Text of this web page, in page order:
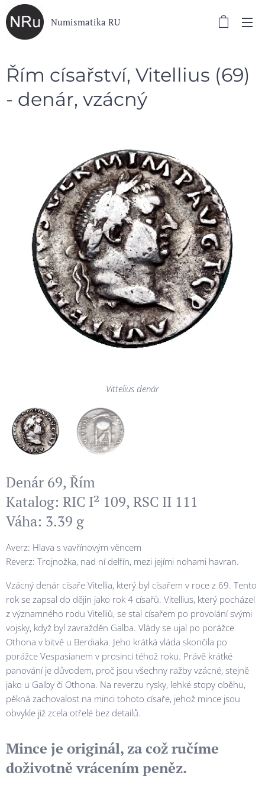
Numismatika RU
Řím císařství, Vitellius (69)
- denár, vzácný
Vittelius denár
Vittelius denár
Denár 69, Řím
Katalog: RIC I² 109, RSC II 111
Váha: 3.39 g
Averz: Hlava s vavřínovým věncem
Reverz: Trojnožka, nad ní delfín, mezi jejími nohami havran.
Vzácný denár císaře Vitellia, který byl císařem v roce z 69. Tento
rok se zapsal do dějin jako rok 4 císařů. Vitellius, který pocházel
z významného rodu Vitelliů, se stal císařem po provolání svými
vojsky, když byl zavražděn Galba. Vlády se ujal po porážce
Othona v bitvě u Berdiaka. Jeho krátká vláda skončila po
porážce Vespasianem v prosinci téhož roku. Právě krátké
panování je důvodem, proč jsou všechny ražby vzácné, stejně
jako u Galby či Othona. Na reverzu rysky, lehké stopy oběhu,
pěkná zachovalost na minci tohoto císaře, jehož mince jsou
obvykle již zcela otřelé bez detailů.
Mince je originál, za což ručíme
doživotně vrácením peněz.